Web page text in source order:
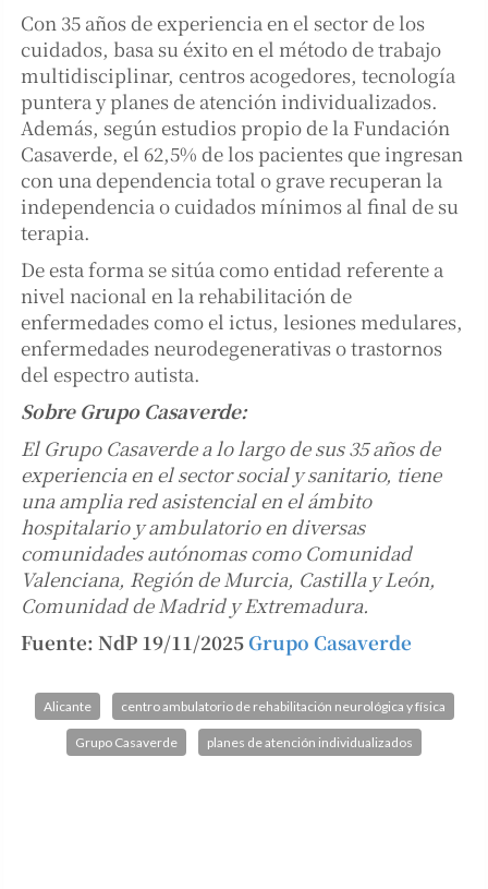
Con 35 años de experiencia en el sector de los
cuidados, basa su éxito en el método de trabajo
multidisciplinar, centros acogedores, tecnología
puntera y planes de atención individualizados.
Además, según estudios propio de la Fundación
Casaverde, el 62,5% de los pacientes que ingresan
con una dependencia total o grave recuperan la
independencia o cuidados mínimos al final de su
terapia.
De esta forma se sitúa como entidad referente a
nivel nacional en la rehabilitación de
enfermedades como el ictus, lesiones medulares,
enfermedades neurodegenerativas o trastornos
del espectro autista.
Sobre Grupo Casaverde:
El Grupo Casaverde a lo largo de sus 35 años de
experiencia en el sector social y sanitario, tiene
una amplia red asistencial en el ámbito
hospitalario y ambulatorio en diversas
comunidades autónomas como Comunidad
Valenciana, Región de Murcia, Castilla y León,
Comunidad de Madrid y Extremadura.
Fuente: NdP 19/11/2025Grupo Casaverde
Alicante centro ambulatorio de rehabilitación neurológica y física
Grupo Casaverde planes de atención individualizados